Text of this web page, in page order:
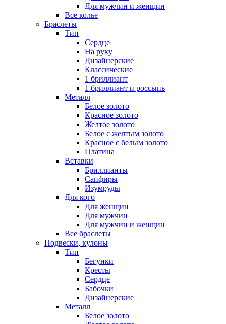
Для мужчин и женщин
Все колье
Браслеты
Тип
Сердце
На руку
Дизайнерские
Классические
1 бриллиант
1 бриллиант и россыпь
Металл
Белое золото
Красное золото
Желтое золото
Белое с желтым золото
Красное с белым золото
Платина
Вставки
Бриллианты
Сапфиры
Изумруды
Для кого
Для женщин
Для мужчин
Для мужчин и женщин
Все браслеты
Подвески, кулоны
Тип
Бегунки
Кресты
Сердце
Бабочки
Дизайнерские
Металл
Белое золото